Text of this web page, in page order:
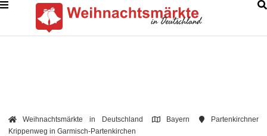
Weihnachtsmärkte in Deutschland Bayern
Partenkirchner
Krippenweg in Garmisch-Partenkirchen